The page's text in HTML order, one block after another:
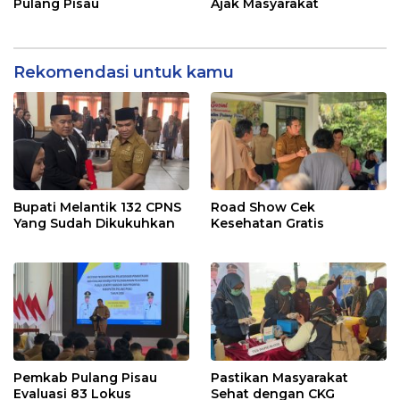
Pulang Pisau Ajak Masyarakat
Rekomendasi untuk kamu
Bupati Melantik 132 CPNS
Yang Sudah Dikukuhkan
Road Show Cek
Kesehatan Gratis
Pemkab Pulang Pisau
Evaluasi 83 Lokus
Pastikan Masyarakat
Sehat dengan CKG